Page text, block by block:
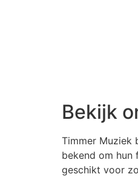
Bekijk
Timmer Muziek
bekend om hun
geschikt voor